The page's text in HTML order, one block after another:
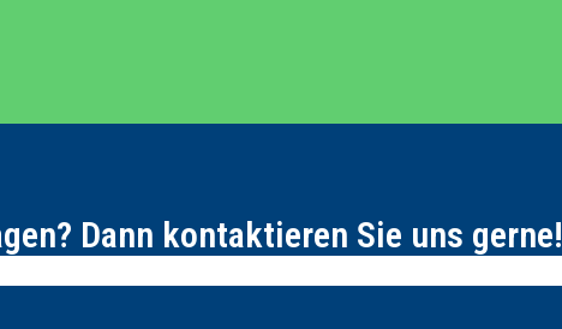
Dann kontaktieren Sie uns gerne!